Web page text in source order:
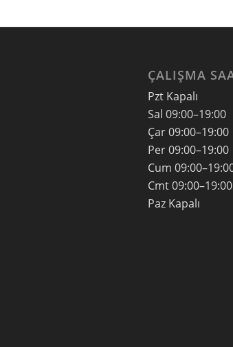
ÇALIŞMA
Pzt Kapalı
Sal09:00–19:00
Çar09:00–19:00
Per09:00–19:00
Cum
Cmt09:00–19:00
Paz Kapalı